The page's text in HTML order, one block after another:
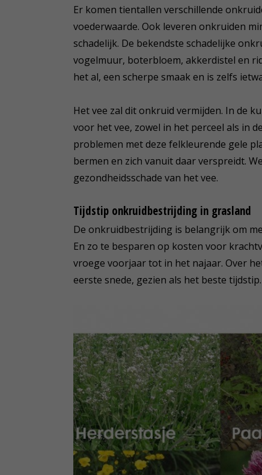
Er komen tientallen verschillende
voederwaarde. Ook leveren onkruiden
schadelijk. De bekendste schadelijke
vogelmuur, boterbloem, akkerdistel en
het al, een scherpe smaak en is zelfs
Het vee zal dit onkruid vermijden. In de
voor het vee, zowel in het perceel als in
problemen met deze felkleurende gele
bermen en zich vanuit daar verspreidt.
gezondheidsschade van het vee.
Tijdstip onkruidbestrijding in grasland
De onkruidbestrijding is belangrijk om
En zo te besparen op kosten voor
vroege voorjaar tot in het najaar. Over
eerste snede, gezien als het beste tijdstip.